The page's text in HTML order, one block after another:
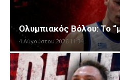
Ολυμπιακός Βόλου: Το
4 Αυγούστου 2026 11:34